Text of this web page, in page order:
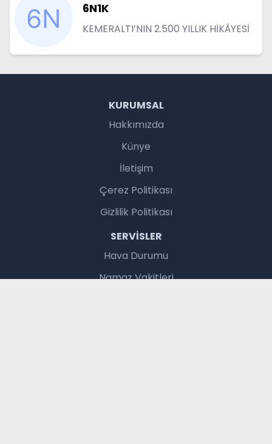
6N1K
KEMERALTI’NIN 2.500 YILLIK HİKÂYESİ
KURUMSAL
Hakkımızda
Künye
İletişim
Çerez Politikası
Gizlilik Politikası
SERVISLER
Hava Durumu
Namaz Vakitleri